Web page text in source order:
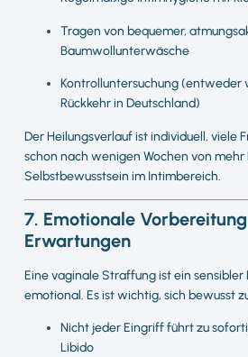
Tragen von bequemer,
Baumwollunterwäsche
Kontrolluntersuchung (entweder
Rückkehr in Deutschland)
Der Heilungsverlauf ist individuell, viele
schon nach wenigen Wochen von
Selbstbewusstsein im Intimbereich.
7. Emotionale
Erwartungen
Eine vaginale Straffung ist ein
emotional. Es ist wichtig, sich bewusst
Nicht jeder Eingriff führt zu
Libido